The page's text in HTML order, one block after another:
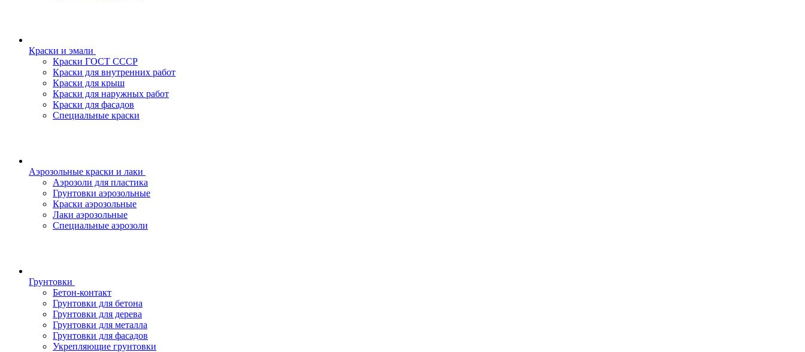
Краски и эмали
Краски ГОСТ СССР
Краски для внутренних работ
Краски для крыш
Краски для наружных работ
Краски для фасадов
Специальные краски
Аэрозольные краски и лаки
Аэрозоли для пластика
Грунтовки аэрозольные
Краски аэрозольные
Лаки аэрозольные
Специальные аэрозоли
Грунтовки
Бетон-контакт
Грунтовки для бетона
Грунтовки для дерева
Грунтовки для металла
Грунтовки для фасадов
Укрепляющие грунтовки